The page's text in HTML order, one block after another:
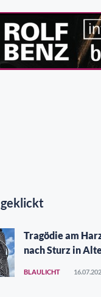
geklickt
Tragödie am
nach Sturz in
BLAULICHT